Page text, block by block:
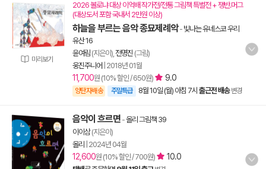
미리보기
2026 볼로냐 대상 이억배 작가전/전통 그림책 특별전 + 쟁반.머그
(대상도서 포함 국내서 2만원 이상)
하늘을 부르는 음악 종묘제례악- 빛나는 유네스코 우리
유산 16
윤여림 (지은이), 전명진 (그림)
웅진주니어 2018년 01월
11,700원 (10% 할인 / 650원) 9.0
양탄자배송 주말특급 8월 10일 (월) 아침 7시 출근전 배송 변경
음악이 흐르면 -올리 그림책 39
이이삼(지은이)
올리
2024년 04월
12,600원 (10% 할인 / 700원) 10.0